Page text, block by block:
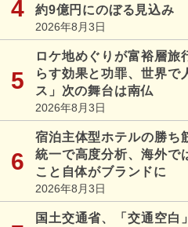
約9億円にのぼる見込み
2026年8月3日
ロケ地めぐりが富裕層旅
らす効果と功罪、世界で
ス」次の舞台は南仏
2026年8月3日
宿泊主体型ホテルの勝
統一で高度分析、海外で
こと自体がブランドに
2026年8月3日
国土交通省、「交通空白